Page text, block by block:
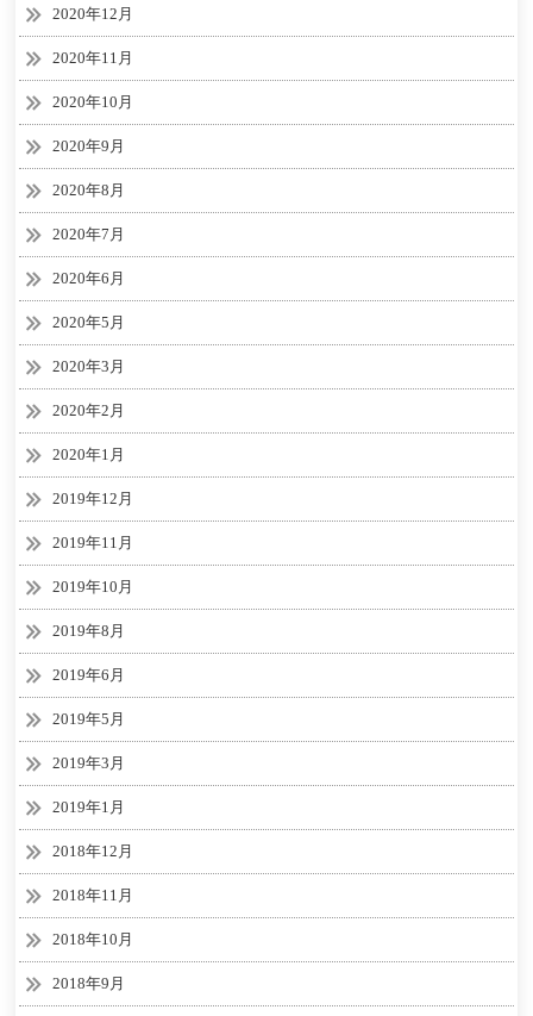
2020年12月
2020年11月
2020年10月
2020年9月
2020年8月
2020年7月
2020年6月
2020年5月
2020年3月
2020年2月
2020年1月
2019年12月
2019年11月
2019年10月
2019年8月
2019年6月
2019年5月
2019年3月
2019年1月
2018年12月
2018年11月
2018年10月
2018年9月